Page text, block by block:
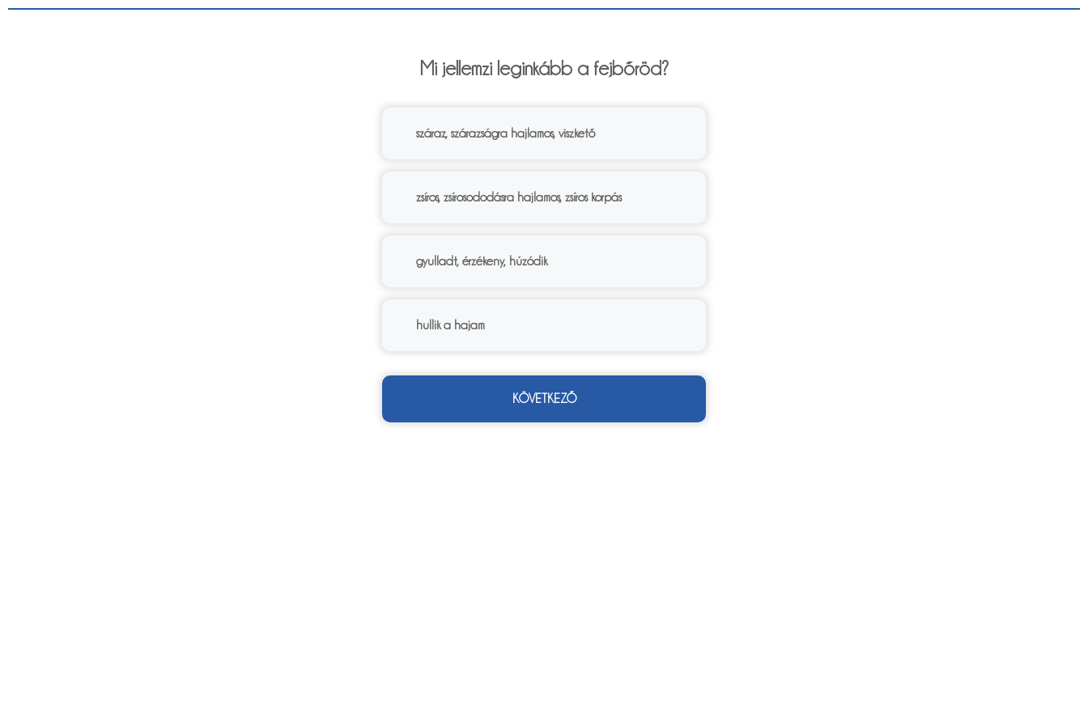
Mi jellemzi leginkább a fejbőröd?
száraz, szárazságra hajlamos, viszkető
zsíros, zsírosododásra hajlamos, zsíros korpás
gyulladt, érzékeny, húzódik
hullik a hajam
KÖVETKEZŐ